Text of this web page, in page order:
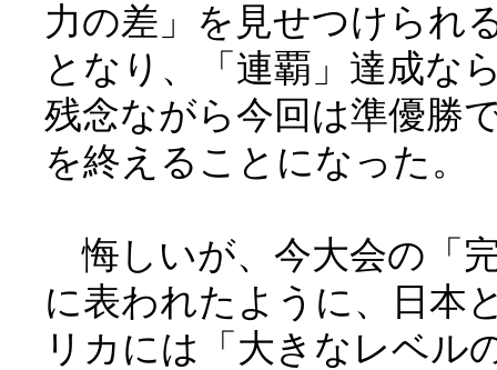
力の差」を見せつけられ
となり、「連覇」達成な
残念ながら今回は準優勝
を終えることになった。
悔しいが、今大会の「
に表われたように、日本
リカには「大きなレベル